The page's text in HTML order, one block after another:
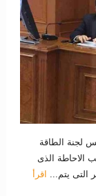
لجنة الطاقة
الاحاطة الذى
التى يتم... اقرأ